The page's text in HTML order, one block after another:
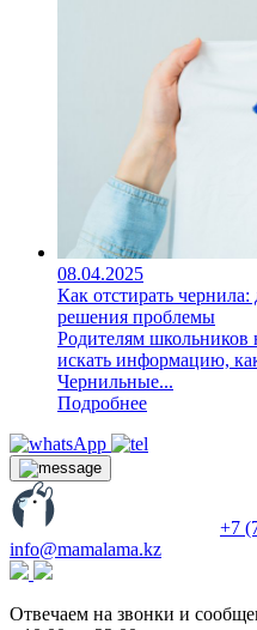
08.04.2025
Как отстирать
решения проблемы
Родителям школьников
искать информацию,
Чернильные...
Подробнее
+7
info@mamalama.kz
Отвечаем на звонки и